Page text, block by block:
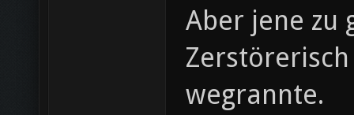
Aber jene zu
wegrannte.